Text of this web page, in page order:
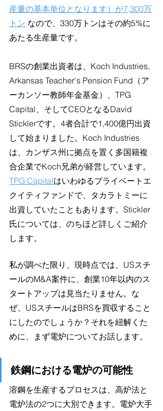
産量の基本単位となります）が7,300万
トン なので、330万トンはその約5%に
あたる生産量です。
BRSの創業出資者は、Koch Industries,
Arkansas Teacher's Pension Fund（ア
ーカンソー教師年金基金）、TPG
Capital、そしてCEOとなるDavid
Sticklerです。4者合計で1,400億円出資
して始まりました。Koch Industries
は、カンザス州に拠点を置く多国籍複
合企業でKoch兄弟が経営しています。
TPG Capitalはいわゆるプライベートエ
クイティファンドで、タカラトミーに
出資していたこともあります。Stickler
氏については、のちほど詳しくご紹介
します。
私が調べた限り、現時点では、USスチ
ールのM&A案件に、創業10年以内のス
タートアップは見当たりません。な
ぜ、USスチールはBRSを買収すること
にしたのでしょうか？それを紐解くた
めに、まず電炉についてお話します。
鉄鋼における電炉の可能性
溶鋼を生産するプロセスは、高炉法と
電炉法の2つに大別できます。電炉大手